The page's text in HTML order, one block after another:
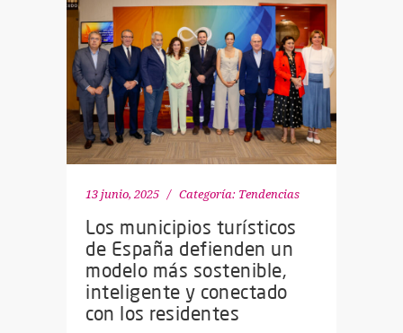
13 junio, 2025 Categoría: Tendencias
Los municipios turísticos
de España defienden un
modelo más sostenible,
inteligente y conectado
con los residentes